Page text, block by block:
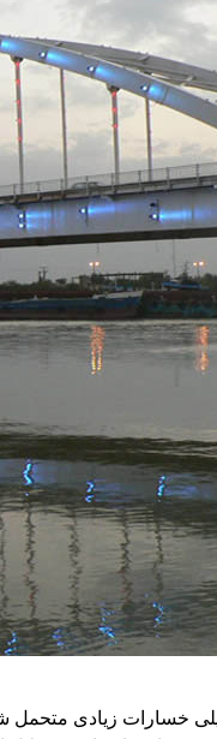
خسارات زیادی متحمل